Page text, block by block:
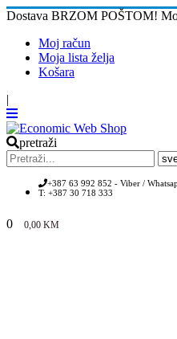
Dostava BRZOM POŠTOM!
Moj račun
Moja lista želja
Košara
|
pretraži
+387 63 992 852 - Viber /
T: +387 30 718 333
0 0,00 KM